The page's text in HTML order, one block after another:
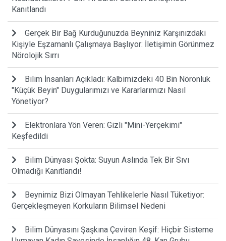
Kanıtlandı
Gerçek Bir Bağ Kurduğunuzda Beyniniz Karşınızdaki
Kişiyle Eşzamanlı Çalışmaya Başlıyor: İletişimin Görünmez
Nörolojik Sırrı
Bilim İnsanları Açıkladı: Kalbimizdeki 40 Bin Nöronluk
"Küçük Beyin" Duygularımızı ve Kararlarımızı Nasıl
Yönetiyor?
Elektronlara Yön Veren: Gizli "Mini-Yerçekimi"
Keşfedildi
Bilim Dünyası Şokta: Suyun Aslında Tek Bir Sıvı
Olmadığı Kanıtlandı!
Beynimiz Bizi Olmayan Tehlikelerle Nasıl Tüketiyor:
Gerçekleşmeyen Korkuların Bilimsel Nedeni
Bilim Dünyasını Şaşkına Çeviren Keşif: Hiçbir Sisteme